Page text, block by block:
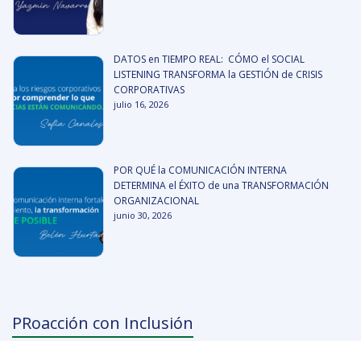
DATOS en TIEMPO REAL: CÓMO el SOCIAL
LISTENING TRANSFORMA la GESTIÓN de CRISIS
CORPORATIVAS
julio 16, 2026
POR QUÉ la COMUNICACIÓN INTERNA
DETERMINA el ÉXITO de una TRANSFORMACIÓN
ORGANIZACIONAL
junio 30, 2026
PRoacción con Inclusión